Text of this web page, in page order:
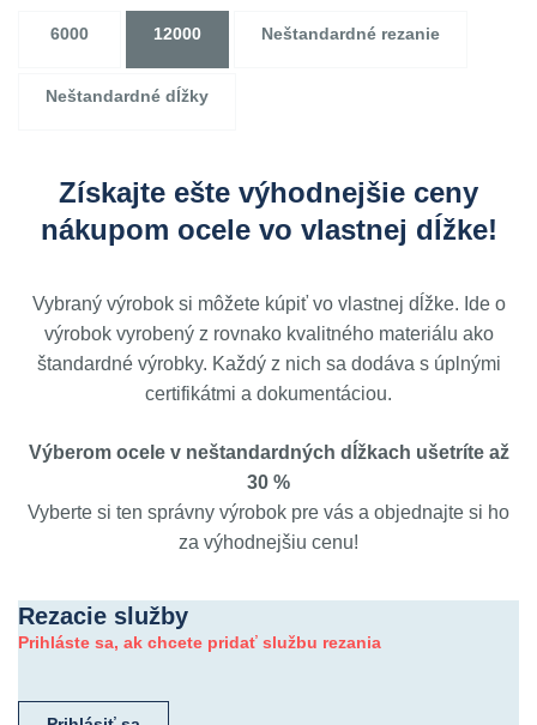
6000 12000 Neštandardné rezanie
Neštandardné dĺžky
Získajte ešte výhodnejšie ceny
nákupom ocele vo vlastnej dĺžke!
Vybraný výrobok si môžete kúpiť vo vlastnej dĺžke. Ide o
výrobok vyrobený z rovnako kvalitného materiálu ako
štandardné výrobky. Každý z nich sa dodáva s úplnými
certifikátmi a dokumentáciou.
Výberom ocele v neštandardných dĺžkach ušetríte až
30 %
Vyberte si ten správny výrobok pre vás a objednajte si ho
za výhodnejšiu cenu!
Rezacie služby
Prihláste sa, ak chcete pridať službu rezania